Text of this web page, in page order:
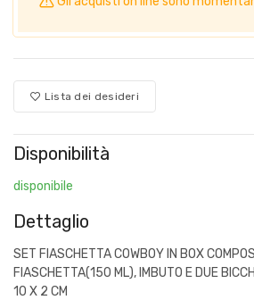
Lista dei desideri
Disponibilità
disponibile
Dettaglio
SET FIASCHETTA COWBOY IN BOX
FIASCHETTA(150 ML), IMBUTO E DUE
10 X 2 CM